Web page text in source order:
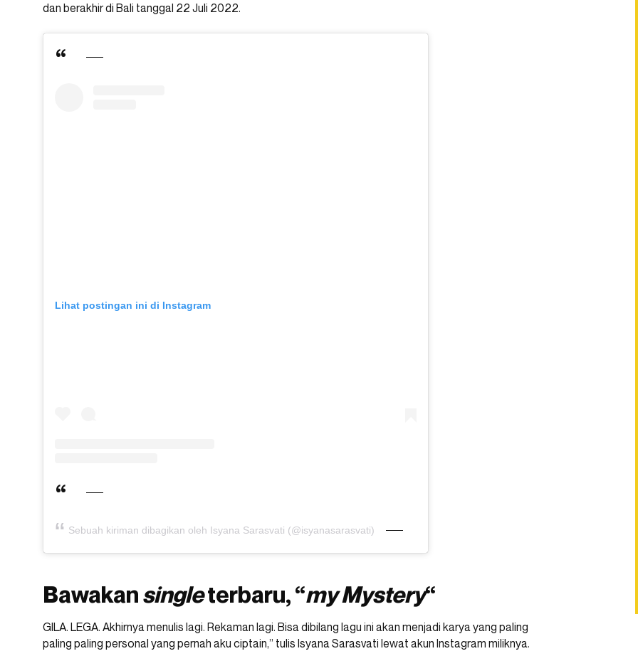
dan berakhir di Bali tanggal 22 Juli 2022.
Lihat postingan ini di Instagram
Sebuah kiriman dibagikan oleh Isyana Sarasvati (@isyanasarasvati)
Bawakansingleterbaru, “my Mystery“
GILA. LEGA. Akhirnya menulis lagi. Rekaman lagi. Bisa dibilang lagu ini akan menjadi karya yang paling
paling paling personal yang pernah aku ciptain,” tulis Isyana Sarasvati lewat akun Instagram miliknya.